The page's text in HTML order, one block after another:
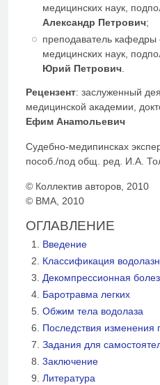
медицинских наук,
Александр Петрович;
преподаватель
медицинских наук,
Юрий Петрович
Рецензент: заслуженный
медицинской академии,
Ефим Анаmoльевич
Судебно-медипинсках
пособ./под общ. ред. И.А.
© Коллектив авторов, 2010
© ВМА, 2010
ОГЛАВЛЕНИЕ
Введение
Классификация
Декомпрессионная
Баротравма легких
Обжим тела водолаза
Последствия изменения
Задания для
3аключение
Литература